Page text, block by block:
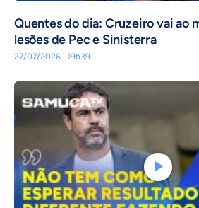
Quentes do dia: Cruzeiro vai ao
lesões de Pec e Sinisterra
27/07/2026 · 19h39